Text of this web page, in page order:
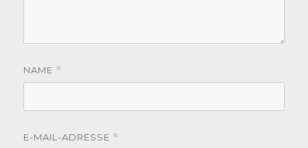
NAME *
E-MAIL-ADRESSE *